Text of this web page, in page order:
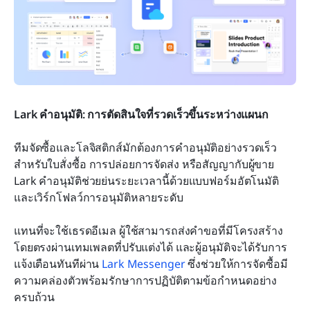
Lark คำอนุมัติ: การตัดสินใจที่รวดเร็วขึ้นระหว่างแผนก
ทีมจัดซื้อและโลจิสติกส์มักต้องการคำอนุมัติอย่างรวดเร็ว
สำหรับใบสั่งซื้อ การปล่อยการจัดส่ง หรือสัญญากับผู้ขาย
Lark คำอนุมัติช่วยย่นระยะเวลานี้ด้วยแบบฟอร์มอัตโนมัติ
และเวิร์กโฟลว์การอนุมัติหลายระดับ
แทนที่จะใช้เธรดอีเมล ผู้ใช้สามารถส่งคำขอที่มีโครงสร้าง
โดยตรงผ่านเทมเพลตที่ปรับแต่งได้ และผู้อนุมัติจะได้รับการ
แจ้งเตือนทันทีผ่าน Lark Messenger ซึ่งช่วยให้การจัดซื้อมี
ความคล่องตัวพร้อมรักษาการปฏิบัติตามข้อกำหนดอย่าง
ครบถ้วน